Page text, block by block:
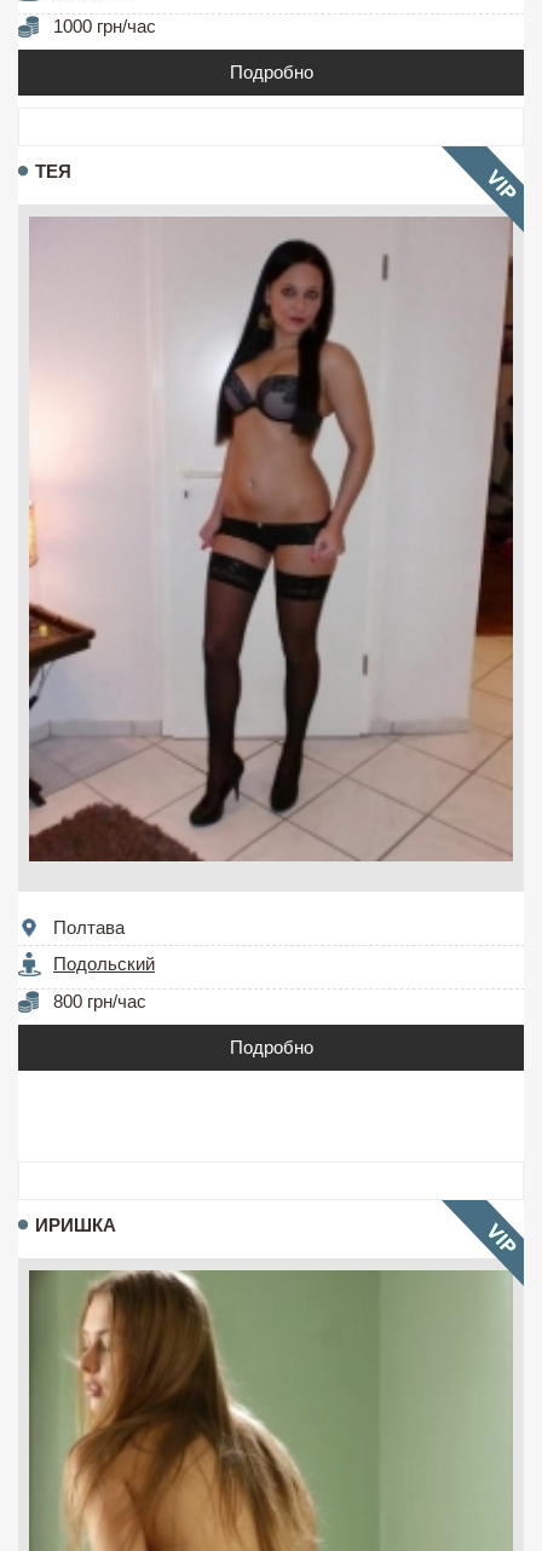
1000 грн/час
Подробно
ТЕЯ
Полтава
Подольский
800 грн/час
Подробно
ИРИШКА